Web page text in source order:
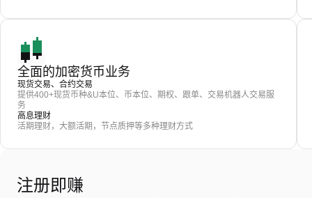
全面的加密货币业务
现货交易、合约交易
提供400+现货币种&U本位、币本位、期权、跟单、交易机器人交易服
务
高息理财
活期理财，大额活期，节点质押等多种理财方式
注册即赚